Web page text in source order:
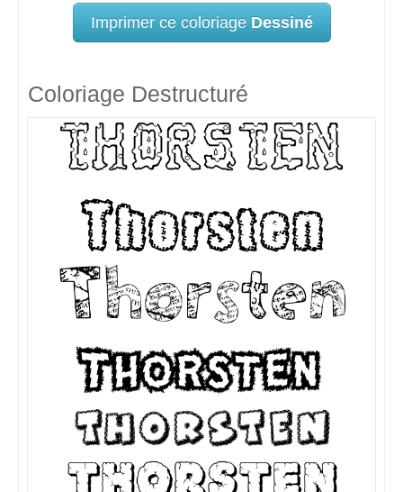
Imprimer ce coloriage Dessiné
Coloriage Destructuré